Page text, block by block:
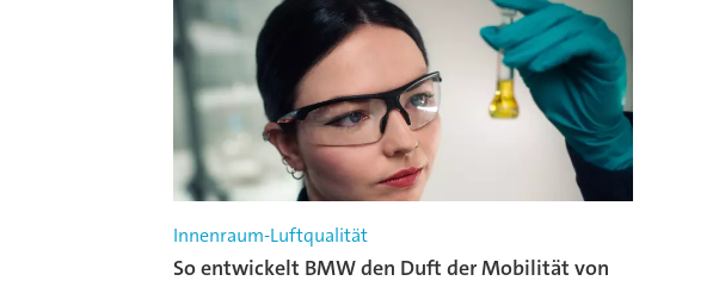
Innenraum-Luftqualität
So entwickelt BMW den Duft der Mobilität von